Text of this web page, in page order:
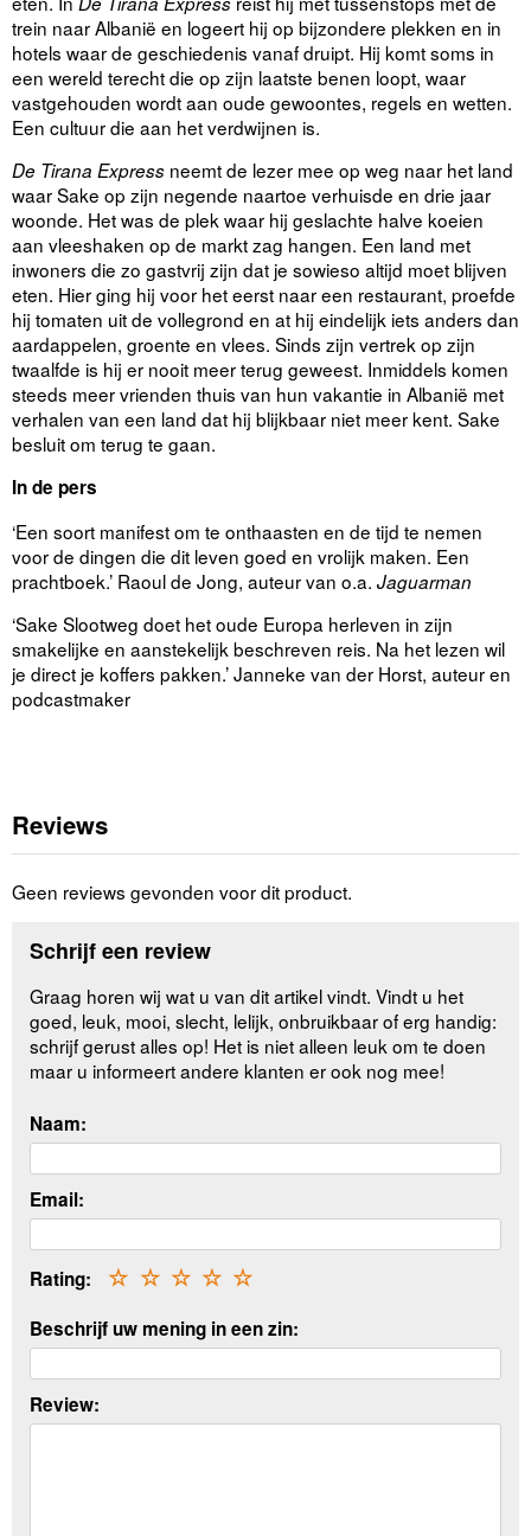
trein naar Albanië en logeert hij op bijzondere plekken en in
hotels waar de geschiedenis vanaf druipt. Hij komt soms in
een wereld terecht die op zijn laatste benen loopt, waar
vastgehouden wordt aan oude gewoontes, regels en wetten.
Een cultuur die aan het verdwijnen is.
De Tirana Express neemt de lezer mee op weg naar het land
waar Sake op zijn negende naartoe verhuisde en drie jaar
woonde. Het was de plek waar hij geslachte halve koeien
aan vleeshaken op de markt zag hangen. Een land met
inwoners die zo gastvrij zijn dat je sowieso altijd moet blijven
eten. Hier ging hij voor het eerst naar een restaurant, proefde
hij tomaten uit de vollegrond en at hij eindelijk iets anders dan
aardappelen, groente en vlees. Sinds zijn vertrek op zijn
twaalfde is hij er nooit meer terug geweest. Inmiddels komen
steeds meer vrienden thuis van hun vakantie in Albanië met
verhalen van een land dat hij blijkbaar niet meer kent. Sake
besluit om terug te gaan.
In de pers
‘Een soort manifest om te onthaasten en de tijd te nemen
voor de dingen die dit leven goed en vrolijk maken. Een
prachtboek.’ Raoul de Jong, auteur van o.a. Jaguarman
‘Sake Slootweg doet het oude Europa herleven in zijn
smakelijke en aanstekelijk beschreven reis. Na het lezen wil
je direct je koffers pakken.’ Janneke van der Horst, auteur en
podcastmaker
Reviews
Geen reviews gevonden voor dit product.
Schrijf een review
Graag horen wij wat u van dit artikel vindt. Vindt u het
goed, leuk, mooi, slecht, lelijk, onbruikbaar of erg handig:
schrijf gerust alles op! Het is niet alleen leuk om te doen
maar u informeert andere klanten er ook nog mee!
Naam:
Email:
Rating: ☆
☆
☆
☆
☆
Beschrijf uw mening in een zin:
Review: